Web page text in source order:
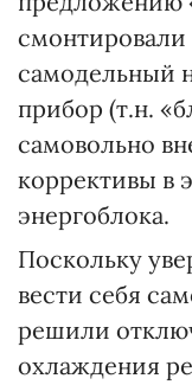
самодельный
прибор (т.н.
самовольно
коррективы в
энергоблока.
Поскольку
вести себя
решили
охлаждения